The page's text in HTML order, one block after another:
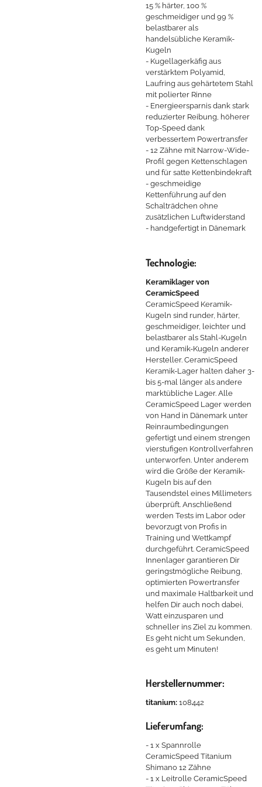
15 % härter, 100 %
geschmeidiger und 99 %
belastbarer als
handelsübliche Keramik-
Kugeln
- Kugellagerkäfig aus
verstärktem Polyamid,
Laufring aus gehärtetem Stahl
mit polierter Rinne
- Energieersparnis dank stark
reduzierter Reibung, höherer
Top-Speed dank
verbessertem Powertransfer
- 12 Zähne mit Narrow-Wide-
Profil gegen Kettenschlagen
und für satte Kettenbindekraft
- geschmeidige
Kettenführung auf den
Schalträdchen ohne
zusätzlichen Luftwiderstand
- handgefertigt in Dänemark
Technologie:
Keramiklager von
CeramicSpeed
CeramicSpeed Keramik-
Kugeln sind runder, härter,
geschmeidiger, leichter und
belastbarer als Stahl-Kugeln
und Keramik-Kugeln anderer
Hersteller. CeramicSpeed
Keramik-Lager halten daher 3-
bis 5-mal länger als andere
marktübliche Lager. Alle
CeramicSpeed Lager werden
von Hand in Dänemark unter
Reinraumbedingungen
gefertigt und einem strengen
vierstufigen Kontrollverfahren
unterworfen. Unter anderem
wird die Größe der Keramik-
Kugeln bis auf den
Tausendstel eines Millimeters
überprüft. Anschließend
werden Tests im Labor oder
bevorzugt von Profis in
Training und Wettkampf
durchgeführt. CeramicSpeed
Innenlager garantieren Dir
geringstmögliche Reibung,
optimierten Powertransfer
und maximale Haltbarkeit und
helfen Dir auch noch dabei,
Watt einzusparen und
schneller ins Ziel zu kommen.
Es geht nicht um Sekunden,
es geht um Minuten!
Herstellernummer:
titanium: 108442
Lieferumfang:
- 1 x Spannrolle
CeramicSpeed Titanium
Shimano 12 Zähne
- 1 x Leitrolle CeramicSpeed